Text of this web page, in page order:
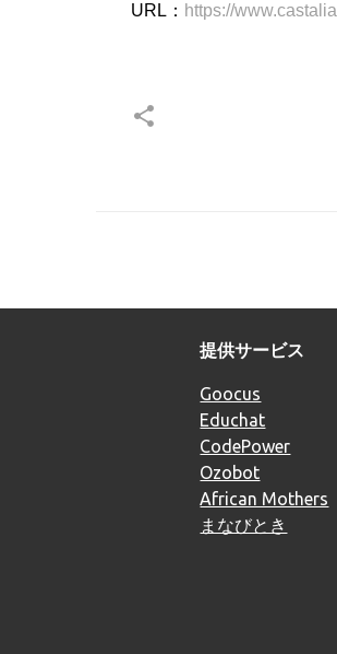
URL： https://
提供サービス
Goocus
Educhat
CodePower
Ozobot
African Mothers
まなびとき